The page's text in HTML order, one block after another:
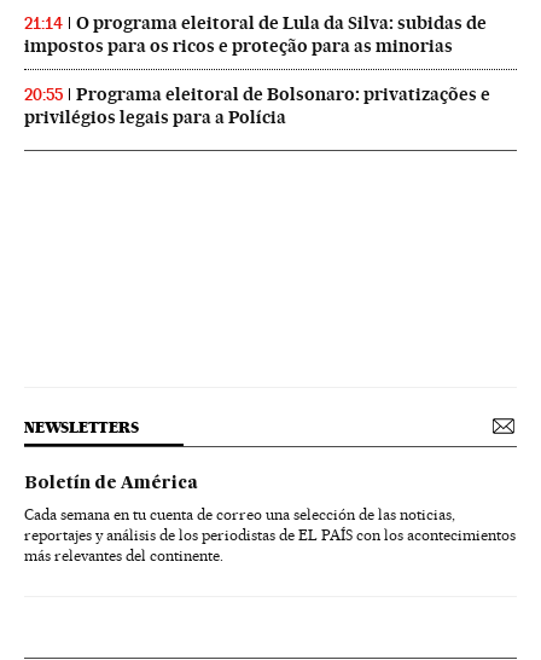
21:14
O programa eleitoral de Lula da Silva: subidas de
impostos para os ricos e proteção para as minorias
20:55
Programa eleitoral de Bolsonaro: privatizações e
privilégios legais para a Polícia
NEWSLETTERS
Boletín de América
Cada semana en tu cuenta de correo una selección de las noticias,
reportajes y análisis de los periodistas de EL PAÍS con los acontecimientos
más relevantes del continente.